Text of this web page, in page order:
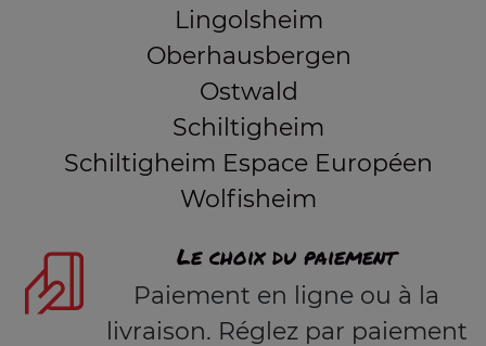
Lingolsheim
Oberhausbergen
Ostwald
Schiltigheim
Schiltigheim Espace Européen
Wolfisheim
Le choix du paiement
Paiement en ligne ou à la
livraison. Réglez par paiement